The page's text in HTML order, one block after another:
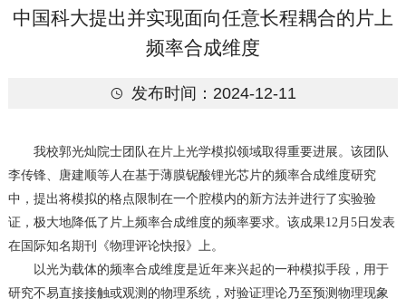
中国科大提出并实现面向任意长程耦合的片上
频率合成维度
 发布时间：2024-12-11
我校郭光灿院士团队在片上光学模拟领域取得重要进展。该团队
李传锋、唐建顺等人在基于薄膜铌酸锂光芯片的频率合成维度研究
中，提出将模拟的格点限制在一个腔模内的新方法并进行了实验验
证，极大地降低了片上频率合成维度的频率要求。该成果12 月 5日发表
在国际知名期刊《物理评论快报》上。
以光为载体的频率合成维度是近年来兴起的一种模拟手段，用于
研究不易直接接触或观测的物理系统，对验证理论乃至预测物理现象